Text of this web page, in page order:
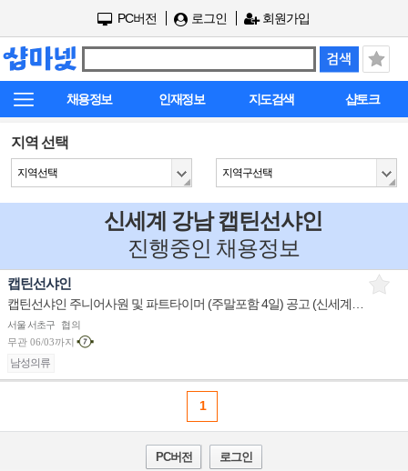
PC버전 로그인 회원가입
채용정보 인재정보 지도검색 샵토크
지역 선택
지역선택 지역구선택
신세계 강남 캡틴선샤인
진행중인 채용정보
캡틴선샤인
서울 서초구
협의
무관06/03까지
남성의류
1
PC버전 로그인